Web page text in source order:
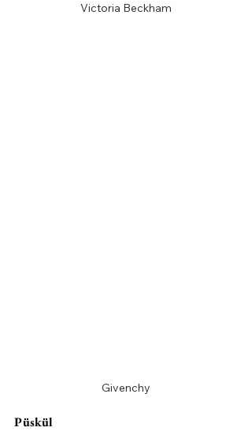
Victoria Beckham
Givenchy
Püskül